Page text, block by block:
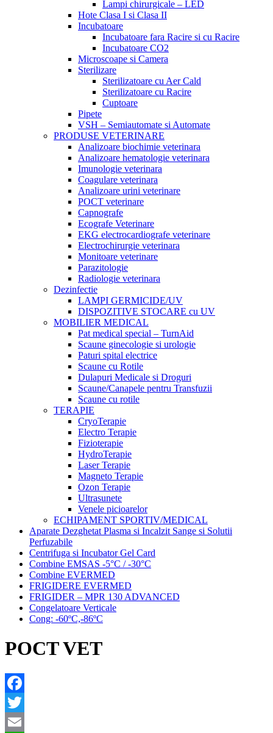
Lampi chirurgicale – LED
Hote Clasa I si Clasa II
Incubatoare
Incubatoare fara Racire si cu Racire
Incubatoare CO2
Microscoape si Camera
Sterilizare
Sterilizatoare cu Aer Cald
Sterilizatoare cu Racire
Cuptoare
Pipete
VSH – Semiautomate si Automate
PRODUSE VETERINARE
Analizoare biochimie veterinara
Analizoare hematologie veterinara
Imunologie veterinara
Coagulare veterinara
Analizoare urini veterinare
POCT veterinare
Capnografe
Ecografe Veterinare
EKG electrocardiografe veterinare
Electrochirurgie veterinara
Monitoare veterinare
Parazitologie
Radiologie veterinara
Dezinfectie
LAMPI GERMICIDE/UV
DISPOZITIVE STOCARE cu UV
MOBILIER MEDICAL
Pat medical special – TurnAid
Scaune ginecologie si urologie
Paturi spital electrice
Scaune cu Rotile
Dulapuri Medicale si Droguri
Scaune/Canapele pentru Transfuzii
Scaune cu rotile
TERAPIE
CryoTerapie
Electro Terapie
Fizioterapie
HydroTerapie
Laser Terapie
Magneto Terapie
Ozon Terapie
Ultrasunete
Venele picioarelor
ECHIPAMENT SPORTIV/MEDICAL
Aparate Dezghetat Plasma si Incalzit Sange si Solutii
Perfuzabile
Centrifuga si Incubator Gel Card
Combine EMSAS -5°C / -30°C
Combine EVERMED
FRIGIDERE EVERMED
FRIGIDER – MPR 130 ADVANCED
Congelatoare Verticale
Cong: -60ºC,-86ºC
POCT VET
Facebook
Twitter